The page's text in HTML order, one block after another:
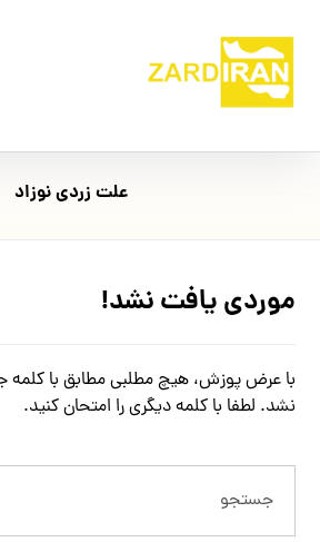
علت زردی نوزاد
موردی یافت نشد!
با عرض پوزش، هیچ مطلبی مطابق با
نشد. لطفا با کلمه دیگری را امتحان کنید.